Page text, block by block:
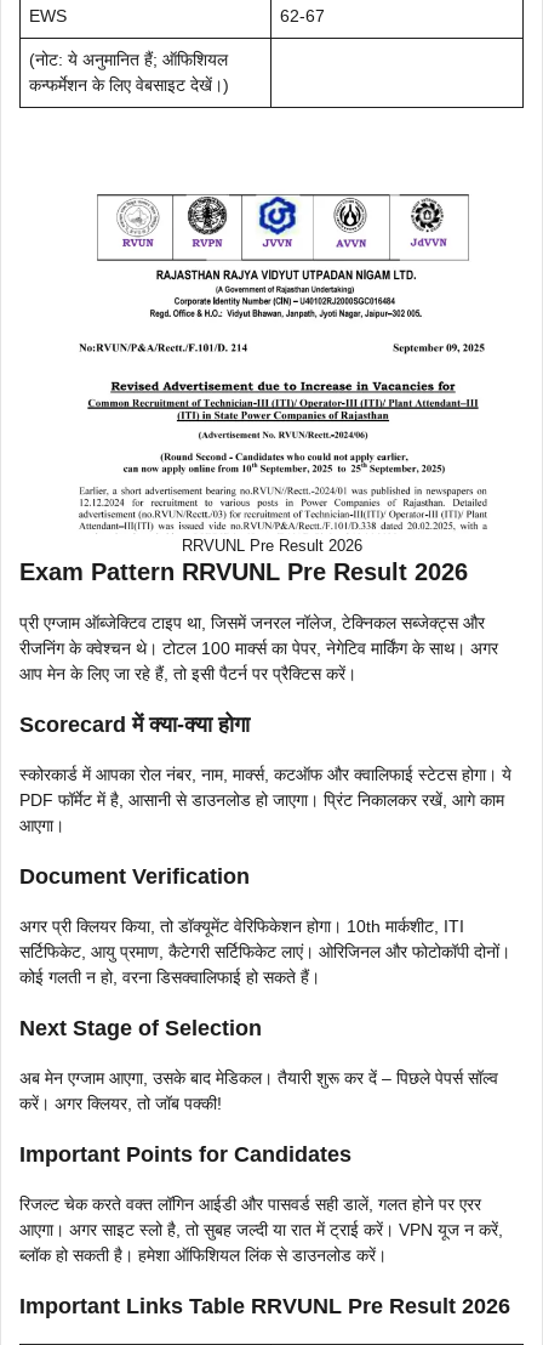
EWS 62-67
(नोट: ये अनुमानित हैं; ऑफिशियल
कन्फर्मेशन के लिए वेबसाइट देखें।)
RRVUNL Pre Result 2026
Exam Pattern RRVUNL Pre Result 2026
प्री एग्जाम ऑब्जेक्टिव टाइप था, जिसमें जनरल नॉलेज, टेक्निकल सब्जेक्ट्स और
रीजनिंग के क्वेश्चन थे। टोटल 100 मार्क्स का पेपर, नेगेटिव मार्किंग के साथ। अगर
आप मेन के लिए जा रहे हैं, तो इसी पैटर्न पर प्रैक्टिस करें।
Scorecard में क्या-क्या होगा
स्कोरकार्ड में आपका रोल नंबर, नाम, मार्क्स, कटऑफ और क्वालिफाई स्टेटस होगा। ये
PDF फॉर्मेट में है, आसानी से डाउनलोड हो जाएगा। प्रिंट निकालकर रखें, आगे काम
आएगा।
Document Verification
अगर प्री क्लियर किया, तो डॉक्यूमेंट वेरिफिकेशन होगा। 10th मार्कशीट, ITI
सर्टिफिकेट, आयु प्रमाण, कैटेगरी सर्टिफिकेट लाएं। ओरिजिनल और फोटोकॉपी दोनों।
कोई गलती न हो, वरना डिसक्वालिफाई हो सकते हैं।
Next Stage of Selection
अब मेन एग्जाम आएगा, उसके बाद मेडिकल। तैयारी शुरू कर दें – पिछले पेपर्स सॉल्व
करें। अगर क्लियर, तो जॉब पक्की!
Important Points for Candidates
रिजल्ट चेक करते वक्त लॉगिन आईडी और पासवर्ड सही डालें, गलत होने पर एरर
आएगा। अगर साइट स्लो है, तो सुबह जल्दी या रात में ट्राई करें। VPN यूज न करें,
ब्लॉक हो सकती है। हमेशा ऑफिशियल लिंक से डाउनलोड करें।
Important Links Table RRVUNL Pre Result 2026